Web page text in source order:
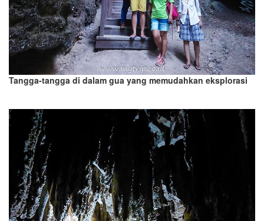
Tangga-tangga di dalam gua yang memudahkan eksplorasi